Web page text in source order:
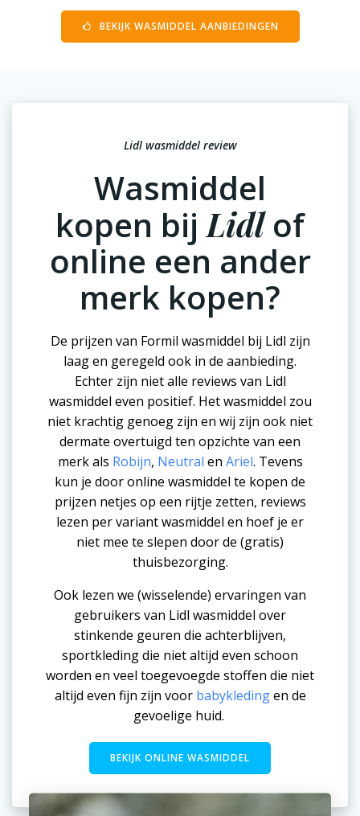
BEKIJK WASMIDDEL AANBIEDINGEN
Lidl wasmiddel review
Wasmiddel
kopen bijLidlof
online een ander
merk kopen?
De prijzen van Formil wasmiddel bij Lidl zijn
laag en geregeld ook in de aanbieding.
Echter zijn niet alle reviews van Lidl
wasmiddel even positief. Het wasmiddel zou
niet krachtig genoeg zijn en wij zijn ook niet
dermate overtuigd ten opzichte van een
merk als Robijn, Neutral en Ariel. Tevens
kun je door online wasmiddel te kopen de
prijzen netjes op een rijtje zetten, reviews
lezen per variant wasmiddel en hoef je er
niet mee te slepen door de (gratis)
thuisbezorging.
Ook lezen we (wisselende) ervaringen van
gebruikers van Lidl wasmiddel over
stinkende geuren die achterblijven,
sportkleding die niet altijd even schoon
worden en veel toegevoegde stoffen die niet
altijd even fijn zijn voor babykledingen de
gevoelige huid.
BEKIJK ONLINE WASMIDDEL